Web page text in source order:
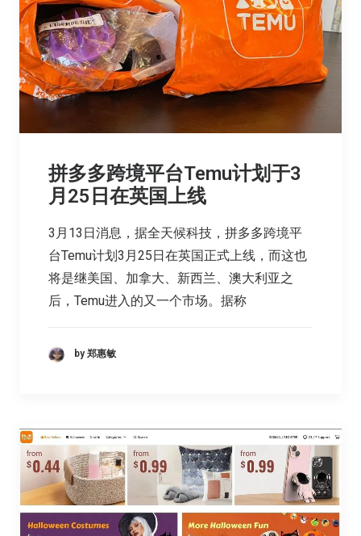
拼多多跨境平台Temu计划于3
月25日在英国上线
3月13日消息，据全天候科技，拼多多跨境平
台Temu计划3月25日在英国正式上线，而这也
将是继美国、加拿大、新西兰、澳大利亚之
后，Temu进入的又一个市场。据称
by 郑惠敏